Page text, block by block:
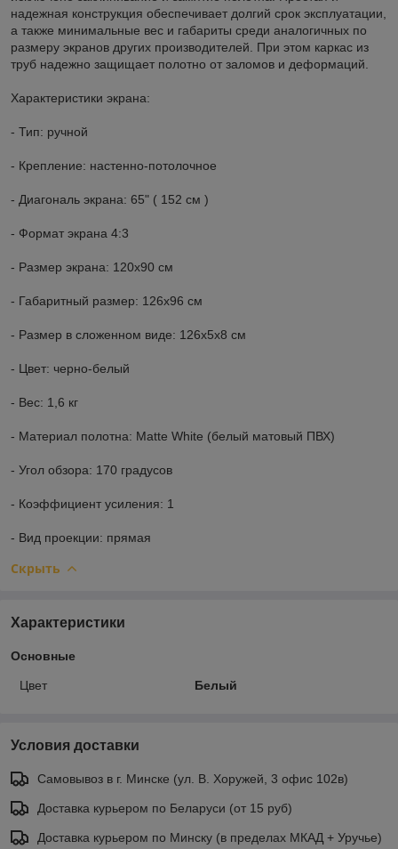
надежная конструкция обеспечивает долгий срок эксплуатации,
а также минимальные вес и габариты среди аналогичных по
размеру экранов других производителей. При этом каркас из
труб надежно защищает полотно от заломов и деформаций.
Характеристики экрана:
- Тип: ручной
- Крепление: настенно-потолочное
- Диагональ экрана: 65" ( 152 см )
- Формат экрана 4:3
- Размер экрана: 120x90 см
- Габаритный размер: 126x96 см
- Размер в сложенном виде: 126х5х8 см
- Цвет: черно-белый
- Вес: 1,6 кг
- Материал полотна: Matte White (белый матовый ПВХ)
- Угол обзора: 170 градусов
- Коэффициент усиления: 1
- Вид проекции: прямая
Скрыть
Характеристики
Основные
Цвет Белый
Условия доставки
Самовывоз в г. Минске (ул. В. Хоружей, 3 офис 102в)
Доставка курьером по Беларуси (от 15 руб)
Доставка курьером по Минску (в пределах МКАД + Уручье)